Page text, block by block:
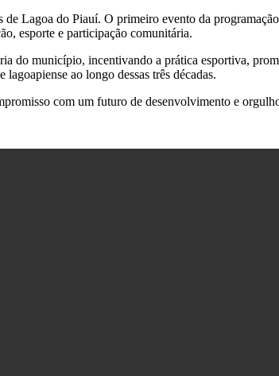
Lagoa do Piauí. O primeiro evento da
esporte e participação comunitária.
do município, incentivando a prática esportiva,
ao longo dessas três décadas.
com um futuro de desenvolvimento e